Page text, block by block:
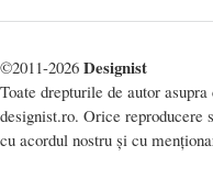
©2011-2026 Designist
Toate drepturile de autor
designist.ro. Orice reproducere
cu acordul nostru și cu